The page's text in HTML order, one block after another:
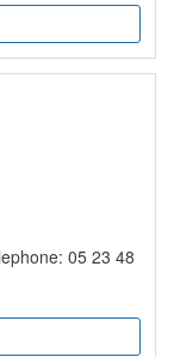
05 23 48